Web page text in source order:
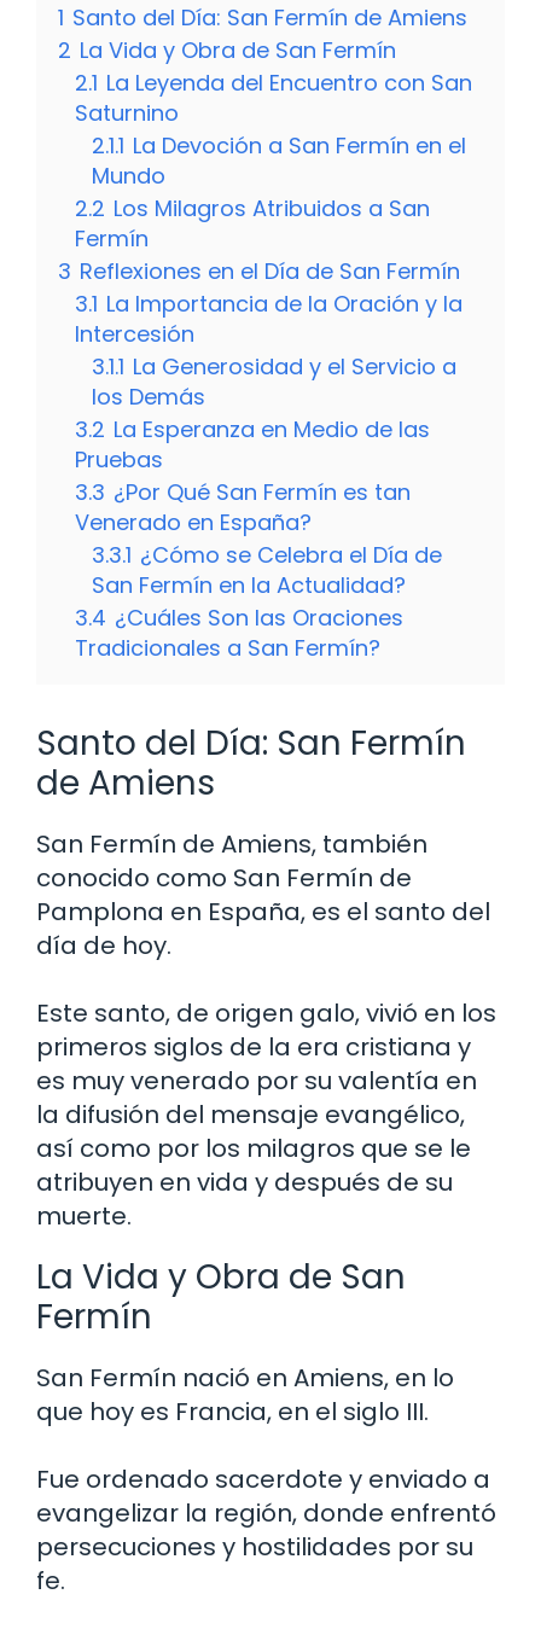
1 Santo del Día: San Fermín de Amiens
2 La Vida y Obra de San Fermín
2.1 La Leyenda del Encuentro con San
Saturnino
2.1.1 La Devoción a San Fermín en el
Mundo
2.2 Los Milagros Atribuidos a San
Fermín
3 Reflexiones en el Día de San Fermín
3.1 La Importancia de la Oración y la
Intercesión
3.1.1 La Generosidad y el Servicio a
los Demás
3.2 La Esperanza en Medio de las
Pruebas
3.3 ¿Por Qué San Fermín es tan
Venerado en España?
3.3.1 ¿Cómo se Celebra el Día de
San Fermín en la Actualidad?
3.4 ¿Cuáles Son las Oraciones
Tradicionales a San Fermín?
Santo del Día: San Fermín
de Amiens
San Fermín de Amiens, también
conocido como San Fermín de
Pamplona en España, es el santo del
día de hoy.
Este santo, de origen galo, vivió en los
primeros siglos de la era cristiana y
es muy venerado por su valentía en
la difusión del mensaje evangélico,
así como por los milagros que se le
atribuyen en vida y después de su
muerte.
La Vida y Obra de San
Fermín
San Fermín nació en Amiens, en lo
que hoy es Francia, en el siglo III.
Fue ordenado sacerdote y enviado a
evangelizar la región, donde enfrentó
persecuciones y hostilidades por su
fe.